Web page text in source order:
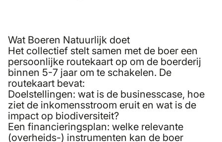
Wat Boeren Natuurlijk doet
Het collectief stelt samen met de boer een
persoonlijke routekaart op om de boerderij
binnen 5-7 jaar om te schakelen. De
routekaart bevat:
Doelstellingen: wat is de businesscase, hoe
ziet de inkomensstroom eruit en wat is de
impact op biodiversiteit?
Een financieringsplan: welke relevante
(overheids-) instrumenten kan de boer